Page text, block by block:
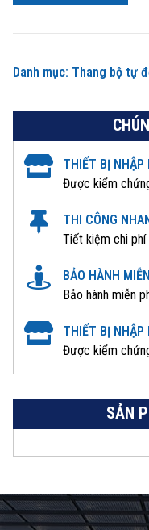
Danh mục: Thang bộ tự
THIẾT BỊ NHẬP
Được kiểm
THI CÔNG
Tiết kiệm chi
BẢO HÀNH
Bảo hành miễn
THIẾT BỊ NHẬP
Được kiểm
SẢN